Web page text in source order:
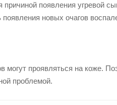
причиной появления угревой
новых очагов
могут проявляться на коже.
проблемой.